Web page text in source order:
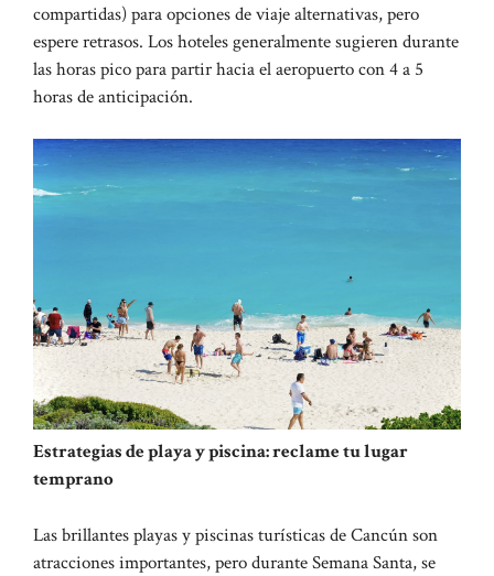
compartidas) para opciones de viaje alternativas, pero
espere retrasos. Los hoteles generalmente sugieren durante
las horas pico para partir hacia el aeropuerto con 4 a 5
horas de anticipación.
Estrategias de playa y piscina: reclame tu lugar
temprano
Las brillantes playas y piscinas turísticas de Cancún son
atracciones importantes, pero durante Semana Santa, se